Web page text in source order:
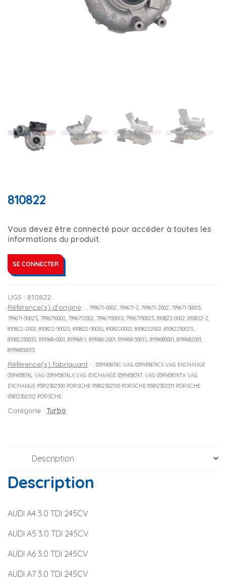
810822
Vous devez être connecté pour accéder à toutes les
informations du produit.
SE CONNECTER
UGS : 810822
Référence(s) d'origine : , 799671-0002, 799671-2, 799671-2002, 799671-5001S,
799671-5002S, 7996710002, 7996712002, 7996715001S, 7996715002S, 810822-0002, 810822-2,
810822-2002, 810822-5002S, 810822-5003S, 8108220002, 8108222002, 8108225002S,
8108225003S, 819968-0001, 819968-1, 819968-2001, 819968-5001S, 8199680001, 8199682001,
8199685001S
Référence(s) fabriquant : , 059145874C VAG 059145874CX VAG EXCHANGE
059145874L VAG 059145874LX VAG EXCHANGE 059145874T VAG 059145874TX VAG
EXCHANGE 95812302500 PORSCHE 95812302510 PORSCHE 95812302511 PORSCHE
95812302512 PORSCHE
Catégorie : Turbo
Description
Description
AUDI A4 3.0 TDI 245CV
AUDI A5 3.0 TDI 245CV
AUDI A6 3.0 TDI 245CV
AUDI A7 3.0 TDI 245CV